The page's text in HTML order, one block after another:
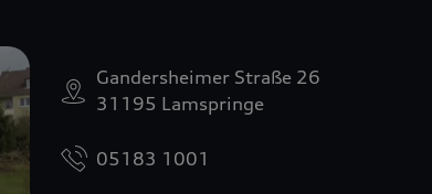
Gandersheimer Straße 26
31195 Lamspringe
05183 1001